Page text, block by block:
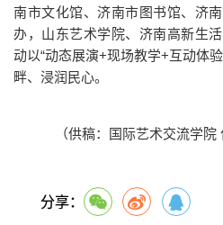
南市文化馆、济南市图书馆、济
办，山东艺术学院、济南高新生
动以“动态展演+现场教学+互动体
畔、浸润民心。
（供稿：国际艺术交流学
分享：